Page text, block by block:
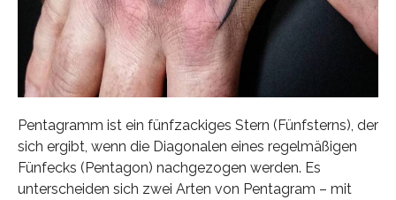
Pentagramm ist ein fünfzackiges Stern (Fünfsterns), der
sich ergibt, wenn die Diagonalen eines regelmäßigen
Fünfecks (Pentagon) nachgezogen werden. Es
unterscheiden sich zwei Arten von Pentagram – mit